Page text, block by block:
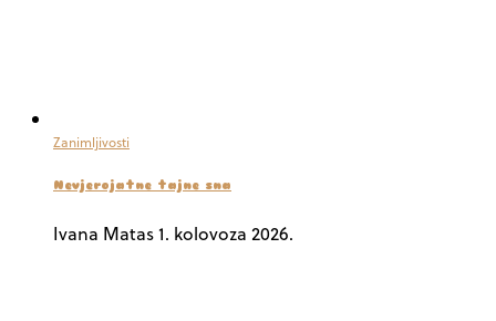
Zanimljivosti
Nevjerojatne tajne sna
Ivana Matas1. kolovoza 2026.